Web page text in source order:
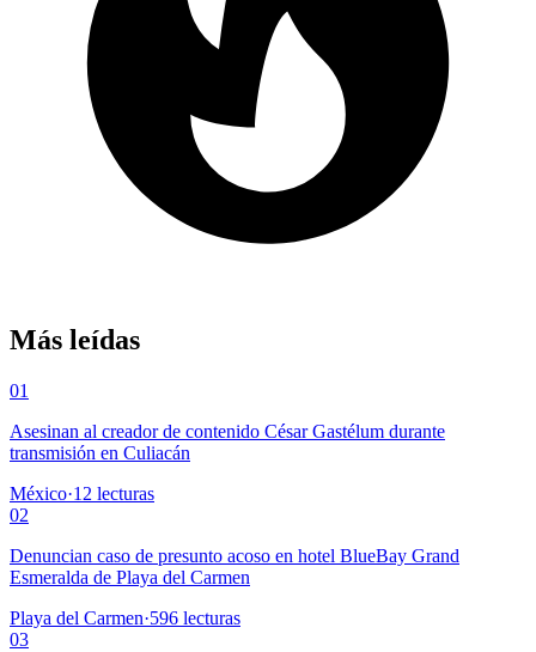
Más leídas
01
Asesinan al creador de contenido César Gastélum durante
transmisión en Culiacán
México·12 lecturas
02
Denuncian caso de presunto acoso en hotel BlueBay Grand
Esmeralda de Playa del Carmen
Playa del Carmen·596 lecturas
03